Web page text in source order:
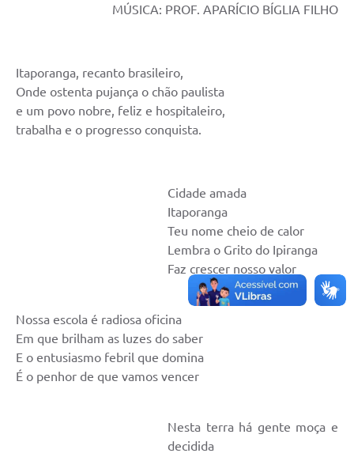
Licitações anteriores
Contratos
Estatuto dos Servidores Municipais
Editais
Links
Banco do Povo Paulista
MÚSICA: PROF. APARÍCIO BÍGLIA FILHO
Itaporanga, recanto brasileiro,
Onde ostenta pujança o chão paulista
e um povo nobre, feliz e hospitaleiro,
trabalha e o progresso conquista.
Cidade amada
Itaporanga
Teu nome cheio de calor
Lembra o Grito do Ipiranga
Faz crescer nosso valor
Nossa escola é radiosa oficina
Em que brilham as luzes do saber
E o entusiasmo febril que domina
É o penhor de que vamos vencer
Nesta terra há gente moça e
decidida